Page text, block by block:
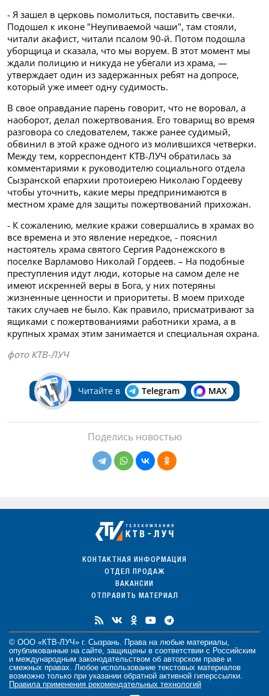
- Я зашел в церковь помолиться, поставить свечки.
Подошел к иконе "Неупиваемой чаши", там стояли,
читали акафист, читали псалом 90-й. Потом подошла
уборщица и сказала, что мы воруем. В этот момент мы
ждали полицию и никуда не убегали из храма, —
утверждает один из задержанных ребят на допросе,
который уже имеет одну судимость.
В свое оправдание парень говорит, что не воровал, а
наоборот, делал пожертвования. Его товарищ во время
разговора со следователем, также ранее судимый,
обвинил в этой краже одного из молившихся четверки.
Между тем, корреспондент КТВ-ЛУЧ обратилась за
комментариями к руководителю социального отдела
Сызранской епархии протоиерею Николаю Гордееву
чтобы уточнить, какие меры предпринимаются в
местном храме для защиты пожертвований прихожан.
- К сожалению, мелкие кражи совершались в храмах во
все времена и это явление нередкое, - пояснил
настоятель храма святого Сергия Радонежского в
поселке Варламово Николай Гордеев. – На подобные
преступления идут люди, которые на самом деле не
имеют искренней веры в Бога, у них потеряны
жизненные ценности и приоритеты. В моем приходе
таких случаев не было. Как правило, присматривают за
ящиками с пожертвованиями работники храма, а в
крупных храмах этим занимается и специальная охрана.
фото КТВ-ЛУЧ
Читайте в Telegram MAX
Поделись новостью
КОНТАКТНАЯ ИНФОРМАЦИЯ
ОТДЕЛ ПРОДАЖ
ВАКАНСИИ
ОТПРАВИТЬ МАТЕРИАЛ
© ООО «КТВ-ЛУЧ» г. Сызрань. Права на любые материалы
опубликованные на сайте, защищены в соответствии с Российским
и международным законодательством об авторском праве и
смежных правах. Любое использование текстовых материалов
возможно только при указании обратной активной гиперссылки.
Правила применения рекомендательных технологий